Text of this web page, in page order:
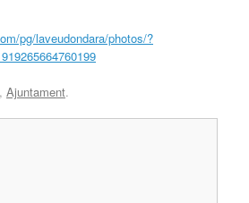
pg/laveudondara/photos/?
, Ajuntament.